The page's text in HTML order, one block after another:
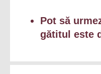
Pot să
gătitul este